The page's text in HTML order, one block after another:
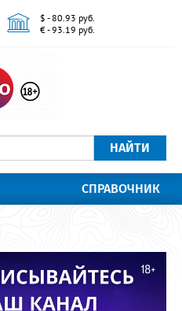
$ - 80.93 руб.
€ - 93.19 руб.
НАЙТИ
СПРАВОЧНИК